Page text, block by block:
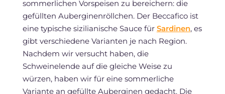
sommerlichen Vorspeisen zu bereichern: die
gefüllten Auberginenröllchen. Der Beccafico ist
eine typische sizilianische Sauce für Sardinen, es
gibt verschiedene Varianten je nach Region.
Nachdem wir versucht haben, die
Schweinelende auf die gleiche Weise zu
würzen, haben wir für eine sommerliche
Variante an gefüllte Auberginen gedacht. Die